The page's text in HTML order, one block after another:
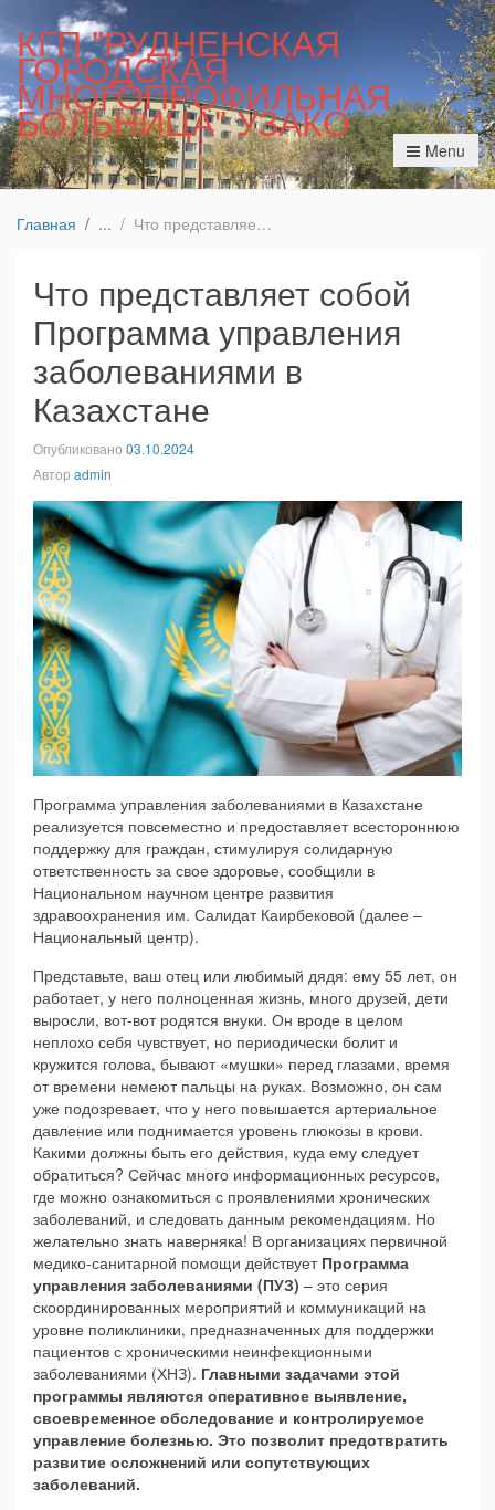
КГП "РУДНЕНСКАЯ
ГОРОДСКАЯ
МНОГОПРОФИЛЬНАЯ
БОЛЬНИЦА" УЗАКО
Menu
Главная Что представляет собой Программа управления заболеваниями в Казахстане
Что представляет собой
Программа управления
заболеваниями в
Казахстане
Опубликовано 03.10.2024
Автор admin
Программа управления заболеваниями в Казахстане
реализуется повсеместно и предоставляет всестороннюю
поддержку для граждан, стимулируя солидарную
ответственность за свое здоровье, сообщили в
Национальном научном центре развития
здравоохранения им. Салидат Каирбековой (далее –
Национальный центр).
Представьте, ваш отец или любимый дядя: ему 55 лет, он
работает, у него полноценная жизнь, много друзей, дети
выросли, вот-вот родятся внуки. Он вроде в целом
неплохо себя чувствует, но периодически болит и
кружится голова, бывают «мушки» перед глазами, время
от времени немеют пальцы на руках. Возможно, он сам
уже подозревает, что у него повышается артериальное
давление или поднимается уровень глюкозы в крови.
Какими должны быть его действия, куда ему следует
обратиться? Сейчас много информационных ресурсов,
где можно ознакомиться с проявлениями хронических
заболеваний, и следовать данным рекомендациям. Но
желательно знать наверняка! В организациях первичной
медико-санитарной помощи действует Программа
управления заболеваниями (ПУЗ) – это серия
скоординированных мероприятий и коммуникаций на
уровне поликлиники, предназначенных для поддержки
пациентов с хроническими неинфекционными
заболеваниями (ХНЗ). Главными задачами этой
программы являются оперативное выявление,
своевременное обследование и контролируемое
управление болезнью. Это позволит предотвратить
развитие осложнений или сопутствующих
заболеваний.